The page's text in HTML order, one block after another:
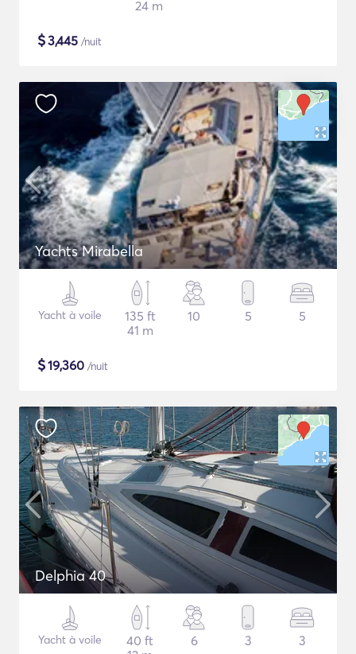
24 m
$3,445 /nuit
Yachts Mirabella
Yacht à voile
135 ft
41 m
10 5 5
$19,360 /nuit
Delphia 40
Yacht à voile
40 ft
6 3 3